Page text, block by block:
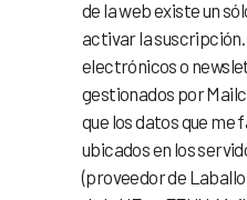
de la web existe un
activar la
electrónicos o
gestionados por
que los datos que
ubicados en los
(proveedor de